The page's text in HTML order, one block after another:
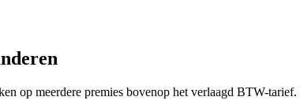
op meerdere premies bovenop het verlaagd BTW-